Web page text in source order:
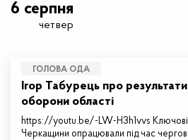
6 серпня
четвер
ГОЛОВА ОДА
Ігор Табурець про
оборони області
https://youtu.be/-LW-H3h1vvs Ключові
Черкащини опрацювали під час